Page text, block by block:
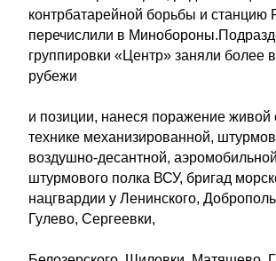
контрбатарейной борьбы и станцию
перечислили в
группировки «Центр» заняли более
рубежи
и позиции, нанеся поражение живой
технике механизированной,
воздушно-десантной,
штурмового полка ВСУ, бригад
нацгвардии у Ленинского,
Гулево, Сергеевки,